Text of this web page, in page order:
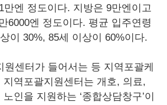
만엔 정도이다. 지방은 9만엔이고
6000엔 정도이다. 평균 입주연령
이 30%, 85세 이상이 60%이다.
원센터가 들어서는 등 지역포괄케
역포괄지원센터는 개호, 의료,
인을 지원하는 ‘종합상담창구’이